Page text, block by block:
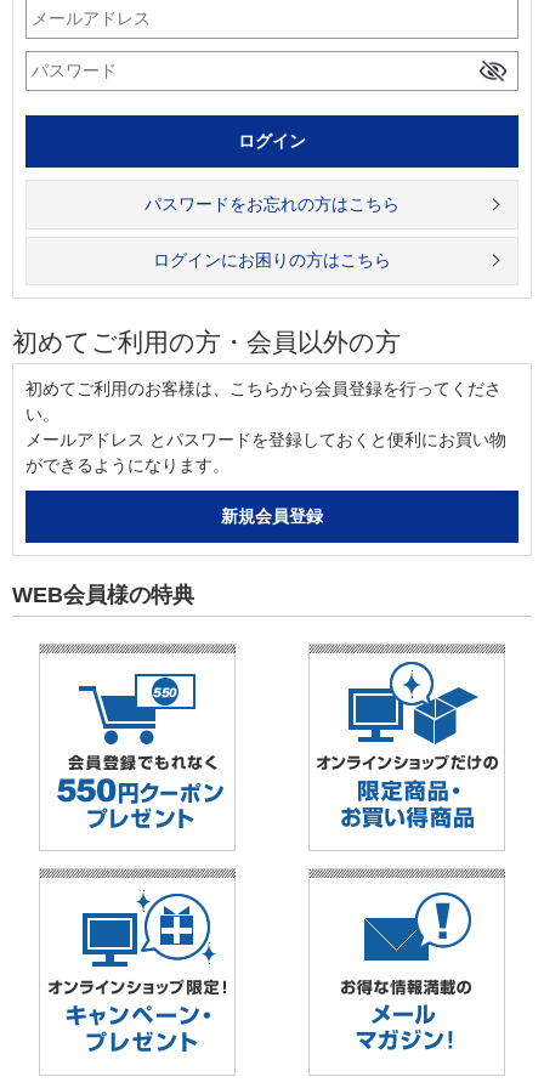
パスワードをお忘れの方はこちら
ログインにお困りの方はこちら
初めてご利用の方・会員以外の方
初めてご利用のお客様は、こちらから会員登録を行ってくださ
い。
メールアドレス とパスワードを登録しておくと便利にお買い物
ができるようになります。
WEB会員様の特典